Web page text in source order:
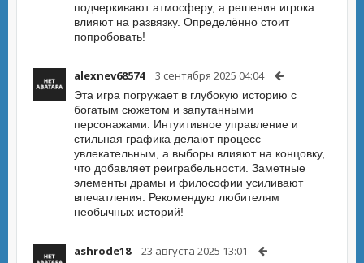
подчеркивают атмосферу, а решения игрока
влияют на развязку. Определённо стоит
попробовать!
alexnev68574 3 сентября 2025 04:04
Эта игра погружает в глубокую историю с
богатым сюжетом и запутанными
персонажами. Интуитивное управление и
стильная графика делают процесс
увлекательным, а выборы влияют на концовку,
что добавляет реиграбельности. Заметные
элементы драмы и философии усиливают
впечатления. Рекомендую любителям
необычных историй!
ashrode18 23 августа 2025 13:01